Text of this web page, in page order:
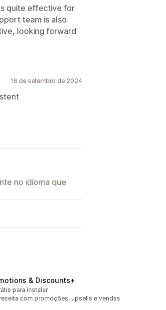
quite effective for
team is also
looking forward
16 de setembro de 2024
no idioma que
& Discounts+
ao todo
para instalar
com promoções, upsells e vendas